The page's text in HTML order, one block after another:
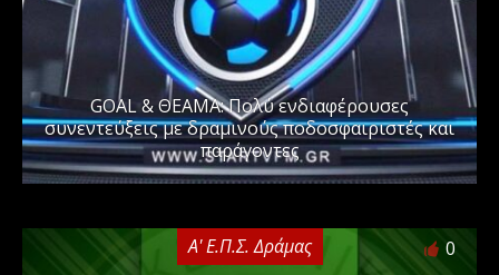
GOAL & ΘΕΑΜΑ: Πολύ ενδιαφέρουσες
συνεντεύξεις με δραμινούς ποδοσφαιριστές και
παράγοντες
Α' Ε.Π.Σ. Δράμας 0